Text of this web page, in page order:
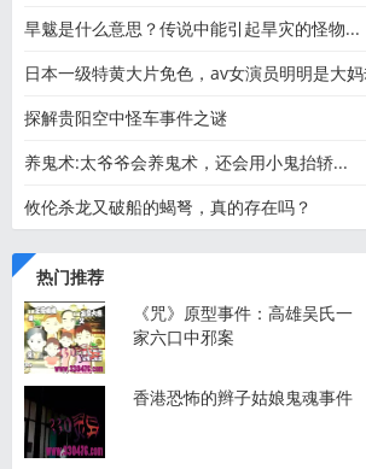
旱魃是什么意思？传说中能引起旱灾的怪物...
日本一级特黄大片免色，av女演员明明是大
探解贵阳空中怪车事件之谜
养鬼术:太爷爷会养鬼术，还会用小鬼抬轿...
攸伦杀龙又破船的蝎弩，真的存在吗？
热门推荐
《咒》原型事件：高雄吴氏一
家六口中邪案
香港恐怖的辫子姑娘鬼魂事件